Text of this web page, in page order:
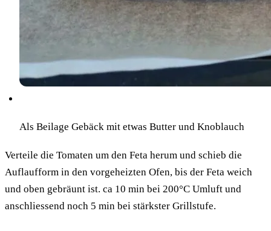
Als Beilage Gebäck mit etwas Butter und Knoblauch
Verteile die Tomaten um den Feta herum und schieb die
Auflaufform in den vorgeheizten Ofen, bis der Feta weich
und oben gebräunt ist. ca 10 min bei 200°C Umluft und
anschliessend noch 5 min bei stärkster Grillstufe.